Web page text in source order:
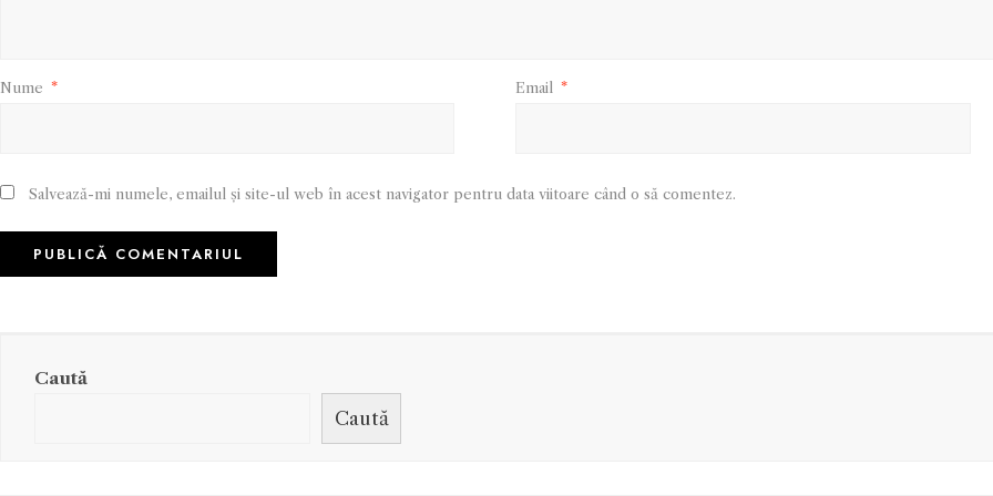
Nume * Email *
Salvează-mi numele, emailul și site-ul web în acest navigator pentru data viitoare când o să comentez.
Caută
Caută